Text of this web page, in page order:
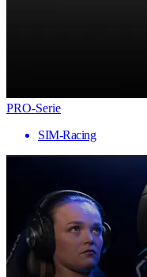
PRO-Serie
SIM-Racing